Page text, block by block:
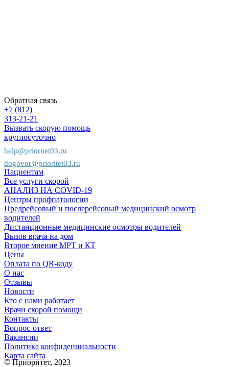
Обратная связь
+7 (812)
313-21-21
Вызвать скорую помощь
круглосуточно
help@prioritet03.ru
dogovor@prioritet03.ru
Пациентам
Все услуги скорой
АНАЛИЗ НА COVID-19
Центры профпатологии
Предрейсовый и послерейсовый медицинский осмотр
водителей
Дистанционные медицинские осмотры водителей
Вызов врача на дом
Второе мнение МРТ и КТ
Цены
Оплата по QR-коду
О нас
Отзывы
Новости
Кто с нами работает
Врачи скорой помощи
Контакты
Вопрос-ответ
Вакансии
Политика конфиденциальности
Карта сайта
© Приоритет, 2023